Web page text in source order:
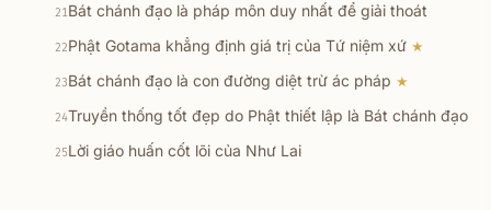
21Bát chánh đạo là pháp môn duy nhất để giải thoát
22Phật Gotama khẳng định giá trị của Tứ niệm xứ ★
23Bát chánh đạo là con đường diệt trừ ác pháp ★
24Truyền thống tốt đẹp do Phật thiết lập là Bát chánh đạo
25Lời giáo huấn cốt lõi của Như Lai